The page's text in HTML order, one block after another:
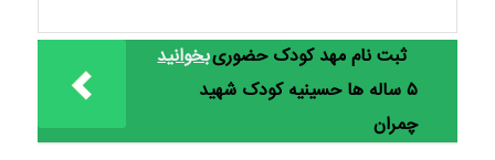
بخوانیدثبت نام مهد کودک حضوری
۵ ساله ها حسینیه کودک شهید
چمران